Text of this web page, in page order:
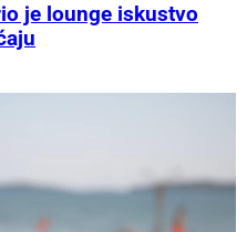
je lounge iskustvo